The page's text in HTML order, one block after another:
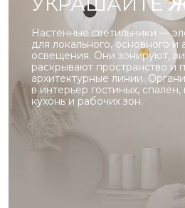
Настенные светильники —
для локального, основного и
освещения. Они зонируют,
раскрывают пространство и
архитектурные линии.
в интерьер гостиных,
кухонь и рабочих зон.